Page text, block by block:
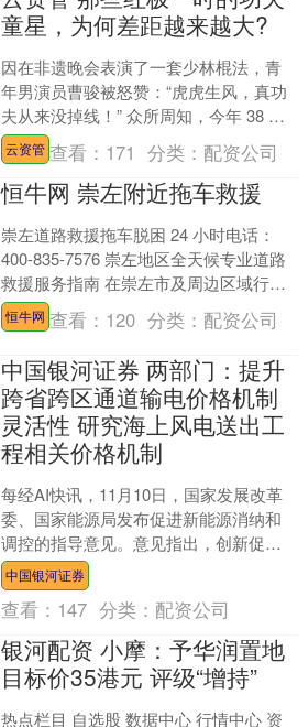
童星，为何差距越来越大?
因在非遗晚会表演了一套少林棍法，青
年男演员曹骏被怒赞：“虎虎生风，真功
夫从来没掉线！” 众所周知，今年 38 岁
的他实际上已出道整整 30 年了，从首部
作品《真....
云资管 查看： 171 分类： 配资公司
恒牛网 崇左附近拖车救援
崇左道路救援拖车脱困 24 小时电话：
400-835-7576 崇左地区全天候专业道路
救援服务指南 在崇左市及周边区域行车
过程中，车辆突发故障往往令人措手不
及。....
恒牛网 查看： 120 分类： 配资公司
中国银河证券 两部门：提升
跨省跨区通道输电价格机制
灵活性 研究海上风电送出工
程相关价格机制
每经AI快讯，11月10日，国家发展改革
委、国家能源局发布促进新能源消纳和
调控的指导意见。意见指出，创新促进
新能源消纳的价格机制。建立完善跨省
跨区新能源送电价格....
中国银河证券
查看： 147 分类： 配资公司
银河配资 小摩：予华润置地
目标价35港元 评级“增持”
热点栏目 自选股 数据中心 行情中心 资